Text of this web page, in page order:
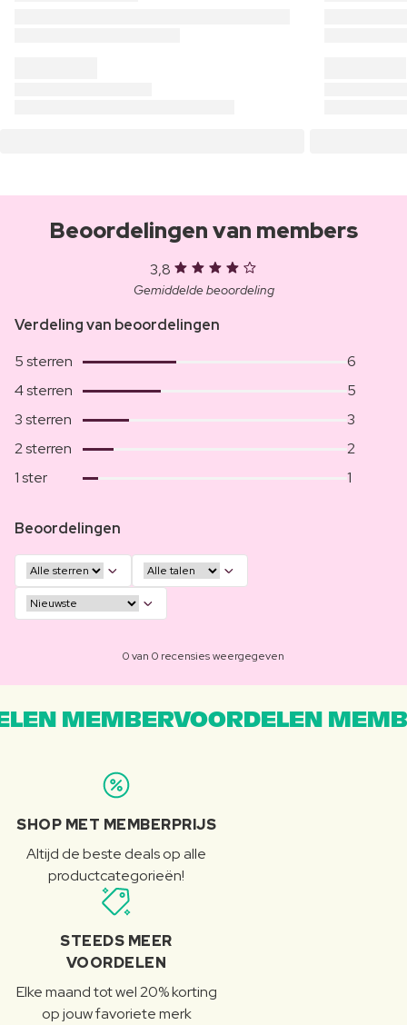
Beoordelingen van members
3,8
Gemiddelde beoordeling
Verdeling van beoordelingen
5 sterren
6
4 sterren
5
3 sterren
3
2 sterren
2
1 ster
1
Beoordelingen
0 van 0 recensies weergegeven
MEMBERVOORDELEN
SHOP MET MEMBERPRIJS
Altijd de beste deals op alle
productcategorieën!
STEEDS MEER
VOORDELEN
Elke maand tot wel 20% korting
op jouw favoriete merk